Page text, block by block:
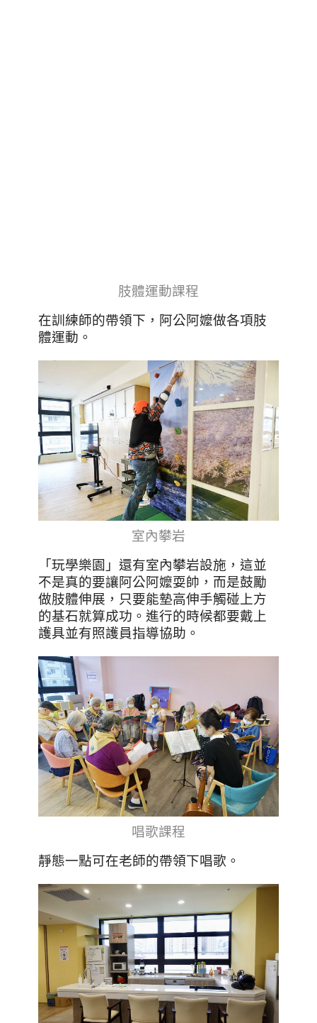
肢體運動課程
在訓練師的帶領下，阿公阿嬤做各項肢
體運動。
室內攀岩
「玩學樂園」還有室內攀岩設施，這並
不是真的要讓阿公阿嬤耍帥，而是鼓勵
做肢體伸展，只要能墊高伸手觸碰上方
的基石就算成功。進行的時候都要戴上
護具並有照護員指導協助。
唱歌課程
靜態一點可在老師的帶領下唱歌。